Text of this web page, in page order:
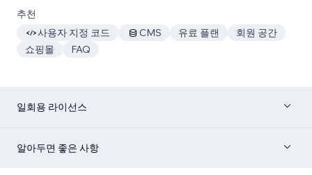
추천
사용자 지정 코드
CMS 유료 플랜
회원 공간
쇼핑몰
FAQ
일회용 라이선스
알아두면 좋은 사항